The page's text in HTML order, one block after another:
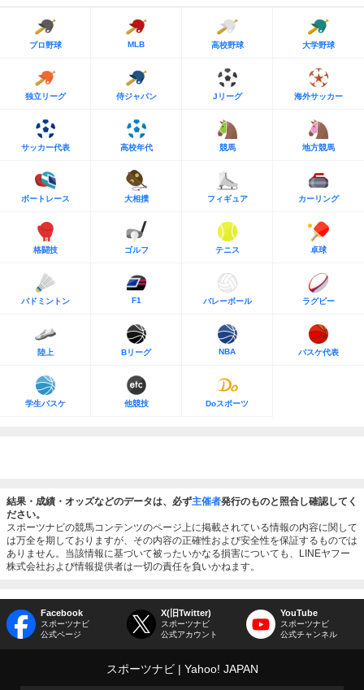
プロ野球 MLB 高校野球 大学野球
独立リーグ 侍ジャパン Jリーグ 海外サッカー
サッカー代表 高校年代 競馬 地方競馬
ボートレース 大相撲 フィギュア カーリング
格闘技 ゴルフ テニス 卓球
バドミントン F1 バレーボール ラグビー
陸上 Bリーグ NBA バスケ代表
学生バスケ 他競技 Doスポーツ
結果・成績・オッズなどのデータは、必ず主催者発行のものと照合し確認してく
ださい。
スポーツナビの競馬コンテンツのページ上に掲載されている情報の内容に関して
は万全を期しておりますが、その内容の正確性および安全性を保証するものでは
ありません。当該情報に基づいて被ったいかなる損害についても、LINEヤフー
株式会社および情報提供者は一切の責任を負いかねます。
Facebook
スポーツナビ
公式ページ
X(旧Twitter)
スポーツナビ
公式アカウント
YouTube
スポーツナビ
公式チャンネル
スポーツナビ Yahoo! JAPAN